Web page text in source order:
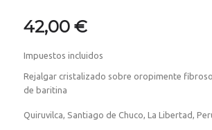
42,00 €
Impuestos incluidos
Rejalgar cristalizado sobre oropimente
de baritina
Quiruvilca, Santiago de Chuco, La Libertad,